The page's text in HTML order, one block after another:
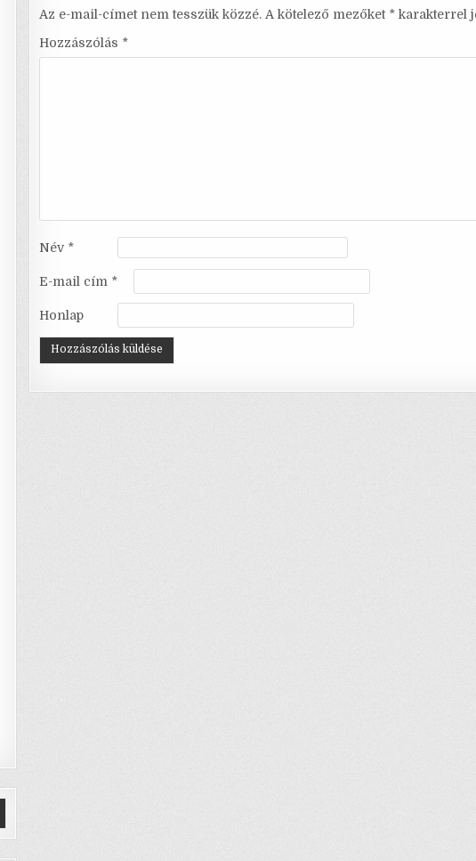
Az e-mail-címet nem tesszük közzé. A kötelező mezőket *karakterrel
Hozzászólás *
Név *
E-mail cím *
Honlap